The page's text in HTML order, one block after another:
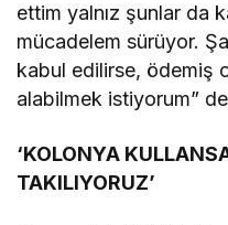
ettim yalnız şunlar da
mücadelem sürüyor.
kabul edilirse, ödemiş
alabilmek istiyorum”
‘KOLONYA
TAKILIYORUZ’